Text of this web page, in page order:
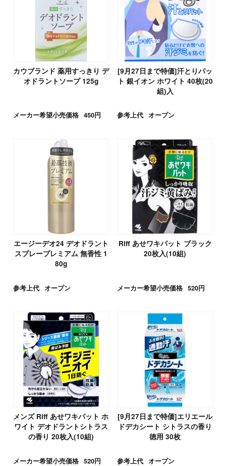
カウブランド 薬用すっきり デ
オドラントソープ 125g
メーカー希望小売価格 450円
[9月27日まで特価]汗とりパッ
ト 銀イオン ホワイト 40枚(20
組)入
参考上代 オープン
エージーデオ24 デオドラント
スプレープレミアム 無香性 1
80g
参考上代 オープン
Riff あせワキパット ブラック
20枚入(10組)
メーカー希望小売価格 520円
メンズ Riff あせワキパット ホ
ワイト デオドラントシトラス
の香り 20枚入(10組)
メーカー希望小売価格 520円
[9月27日まで特価]エリエール
ドデカシート シトラスの香り
徳用 30枚
参考上代 オープン